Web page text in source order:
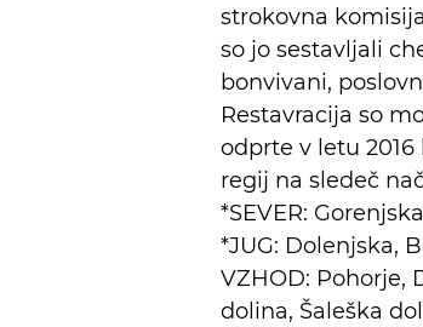
strokovna
so jo sestavljali
bonvivani,
Restavracija so
odprte v letu 2016
regij na sledeč
*SEVER:
*JUG: Dolenjska,
VZHOD: Pohorje,
dolina, Šaleška